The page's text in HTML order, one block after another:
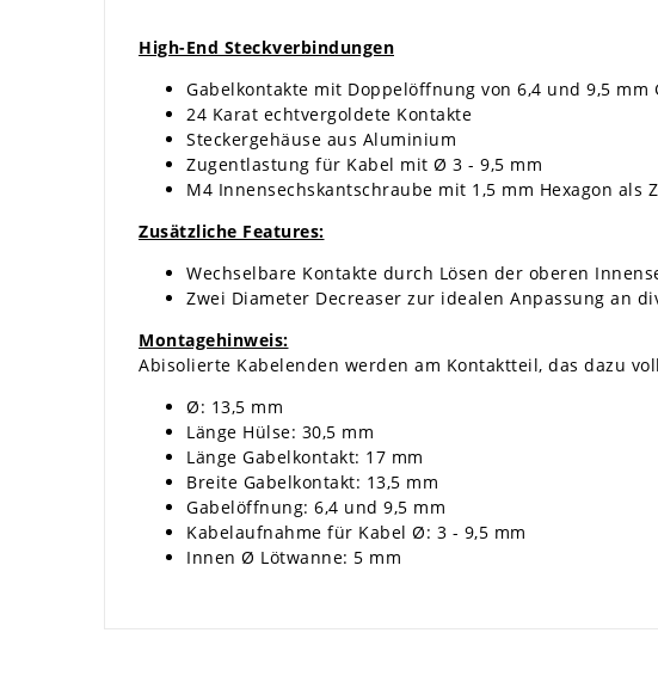
High-End Steckverbindungen
Gabelkontakte mit Doppelöffnung von 6,4 und 9,5
24 Karat echtvergoldete Kontakte
Steckergehäuse aus Aluminium
Zugentlastung für Kabel mit Ø 3 - 9,5 mm
M4 Innensechskantschraube mit 1,5 mm Hexagon als
Zusätzliche Features:
Wechselbare Kontakte durch Lösen der oberen
Zwei Diameter Decreaser zur idealen Anpassung an
Montagehinweis:
Abisolierte Kabelenden werden am Kontaktteil, das dazu
Ø: 13,5 mm
Länge Hülse: 30,5 mm
Länge Gabelkontakt: 17 mm
Breite Gabelkontakt: 13,5 mm
Gabelöffnung: 6,4 und 9,5 mm
Kabelaufnahme für Kabel Ø: 3 - 9,5 mm
Innen Ø Lötwanne: 5 mm